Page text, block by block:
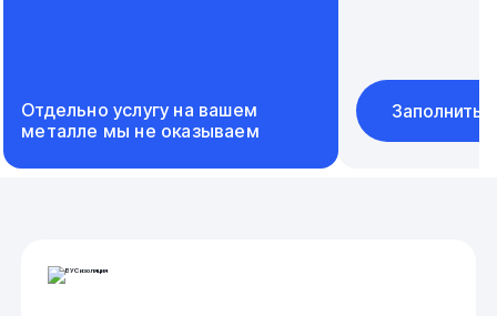
Отдельно услугу на вашем
металле мы не оказываем
Заполнить